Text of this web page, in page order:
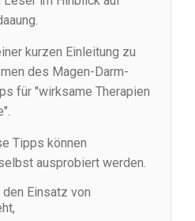
kurzen Einleitung zu
des Magen-Darm-
für "wirksame Therapien
Tipps können
ausprobiert werden.
Einsatz von